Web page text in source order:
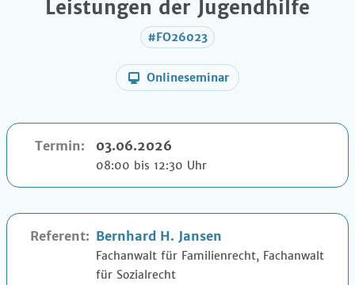
Leistungen der Jugendhilfe
#FO26023
Onlineseminar
Termin: 03.06.2026
08:00 bis 12:30 Uhr
Referent: Bernhard H. Jansen
Fachanwalt für Familienrecht, Fachanwalt
für Sozialrecht